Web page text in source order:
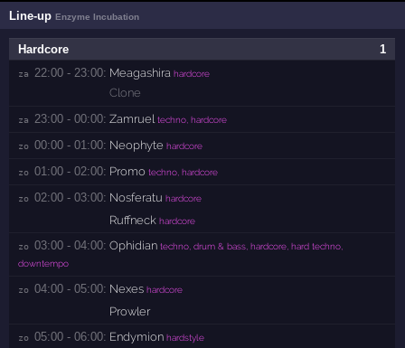
Line-upEnzyme Incubation
1
Hardcore
za 22:00 - 23:00: Meagashira hardcore
Clone
za 23:00 - 00:00: Zamruel techno, hardcore
zo 00:00 - 01:00: Neophyte hardcore
zo 01:00 - 02:00: Promo techno, hardcore
zo 02:00 - 03:00: Nosferatu hardcore
Ruffneck hardcore
zo 03:00 - 04:00: Ophidian techno, drum & bass, hardcore, hard techno,
downtempo
zo 04:00 - 05:00: Nexes hardcore
Prowler
zo 05:00 - 06:00: Endymion hardstyle